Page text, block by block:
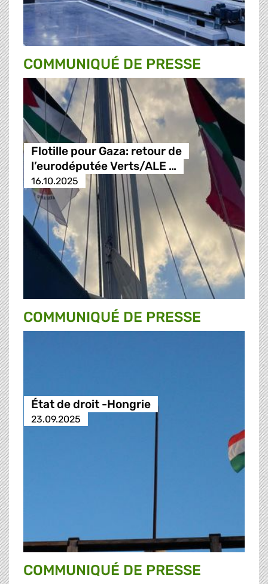
COMMUNIQUÉ DE PRESSE
Flotille pour Gaza: retour de
l’eurodéputée Verts/ALE …
16.10.2025
COMMUNIQUÉ DE PRESSE
État de droit -Hongrie
23.09.2025
COMMUNIQUÉ DE PRESSE